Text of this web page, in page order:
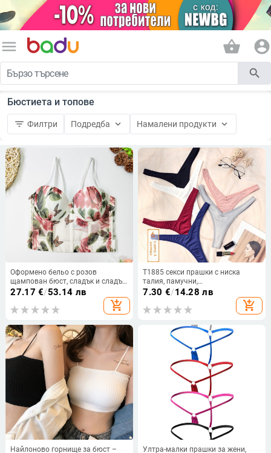
menu shopping_basket account_circle
search
Бюстиета и топове
filter_list Филтри Подредба keyboard_arrow_down Намалени продукти keyboard_arrow_down
Оформено бельо с розов
щампован бюст, сладък и сладък
стил, мрежест колан, къс без гръб,
плисирани тиранти, безплатно
бельо
27.17 €/53.14 лв
add_shopping_cart
T1885 секси прашки с ниска
талия, памучни,
антибактериални, дамски, на
едро, 2022, нови европейски и
американски трансгранични,
7.30 €/14.28 лв
add_shopping_cart
Найлоново горнище за бюст –
Ултра-малки прашки за жени,